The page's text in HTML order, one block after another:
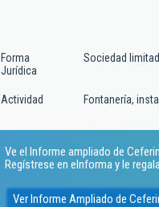
Forma
Jurídica
Sociedad
Actividad Fontanería,
Ve el Informe ampliado de
Regístrese en eInforma y le
Ver Informe Ampliado de